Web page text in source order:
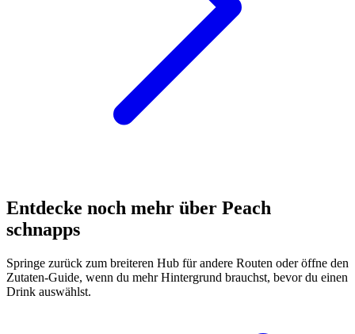
Entdecke noch mehr über Peach
schnapps
Springe zurück zum breiteren Hub für andere Routen oder öffne den
Zutaten-Guide, wenn du mehr Hintergrund brauchst, bevor du einen
Drink auswählst.